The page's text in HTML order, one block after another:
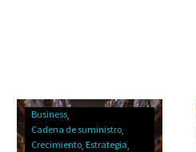
Business
Cadena de suministro
Crecimiento Estrategia